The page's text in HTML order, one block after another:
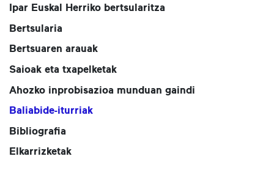
Ipar Euskal Herriko bertsularitza
Bertsularia
Bertsuaren arauak
Saioak eta txapelketak
Ahozko inprobisazioa munduan gaindi
Baliabide-iturriak
Bibliografia
Elkarrizketak